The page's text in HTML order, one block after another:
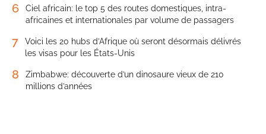
6
Ciel africain: le top 5 des routes domestiques, intra-
africaines et internationales par volume de passagers
7
Voici les 20 hubs d’Afrique où seront désormais délivrés
les visas pour les États-Unis
8
Zimbabwe: découverte d’un dinosaure vieux de 210
millions d’années